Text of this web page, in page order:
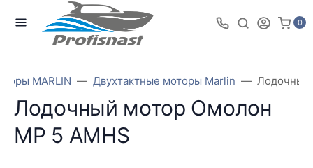
0
MARLIN Двухтактные моторы Marlin Лодочный
Лодочный мотор Омолон
MP 5 AMHS